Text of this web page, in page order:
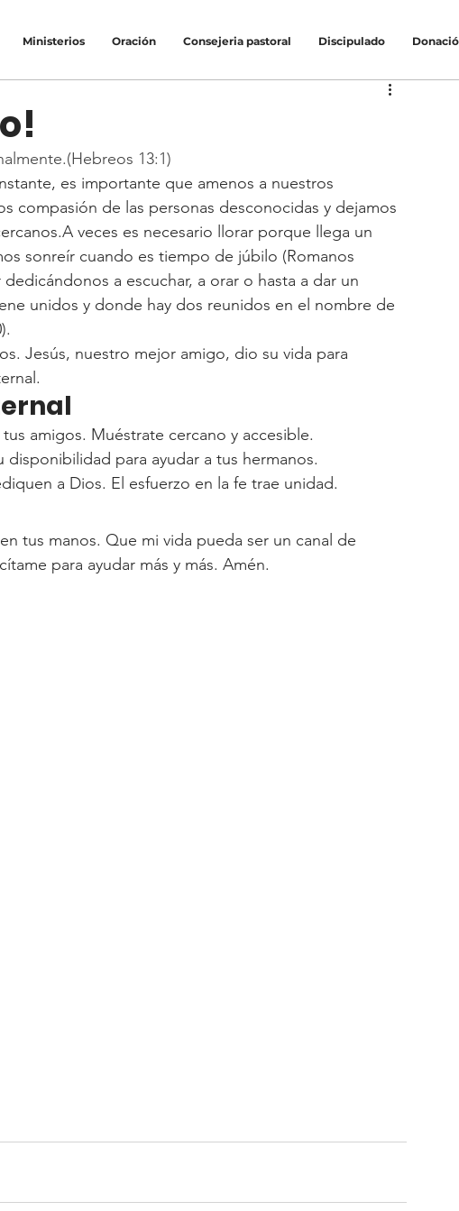
Ministerios Oración Consejeria pastoral Discipulado
13:1)
es importante que amenos a nuestros
compasión de las personas desconocidas y dejamos
veces es necesario llorar porque llega un
sonreír cuando es tiempo de júbilo (Romanos
a escuchar, a orar o hasta a dar un
unidos y donde hay dos reunidos en el nombre de
Jesús, nuestro mejor amigo, dio su vida para
amigos. Muéstrate cercano y accesible.
para ayudar a tus hermanos.
a Dios. El esfuerzo en la fe trae unidad.
tus manos. Que mi vida pueda ser un canal de
para ayudar más y más. Amén.